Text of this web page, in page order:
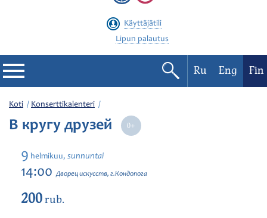
Käyttäjätili
Lipun palautus
Filharmonia
Konserttikalenteri
Festivaalit
Ru Eng Fin
Koti Konserttikalenteri
В кругу друзей
9 helmikuu, sunnuntai
14:00 Дворец искусств, г.Кондопога
200rub.